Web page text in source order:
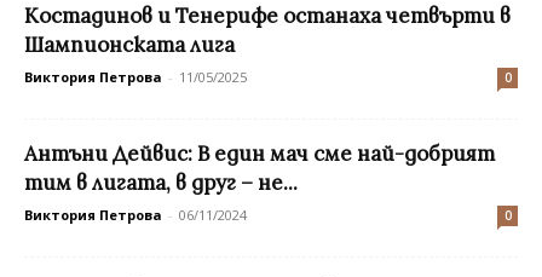
Костадинов и Тенерифе останаха четвърти в
Шампионската лига
Виктория Петрова - 11/05/2025 0
Антъни Дейвис: В един мач сме най-добрият
тим в лигата, в друг – не...
Виктория Петрова - 06/11/2024 0